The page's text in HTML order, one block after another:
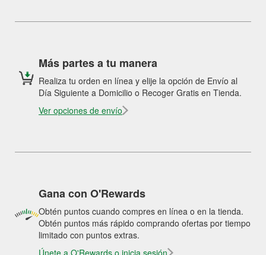
Más partes a tu manera
Realiza tu orden en línea y elije la opción de Envío al
Día Siguiente a Domicilio o Recoger Gratis en Tienda.
Ver opciones de envío
Gana con O'Rewards
Obtén puntos cuando compres en línea o en la tienda.
Obtén puntos más rápido comprando ofertas por tiempo
limitado con puntos extras.
Únete a O'Rewards o inicia sesión